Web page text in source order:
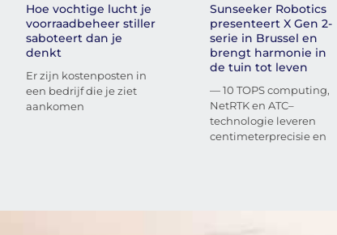
Hoe vochtige lucht je
voorraadbeheer stiller
saboteert dan je
denkt
Er zijn kostenposten in
een bedrijf die je ziet
aankomen
Sunseeker Robotics
presenteert X Gen 2-
serie in Brussel en
brengt harmonie in
de tuin tot leven
— 10 TOPS computing,
NetRTK en ATC–
technologie leveren
centimeterprecisie en